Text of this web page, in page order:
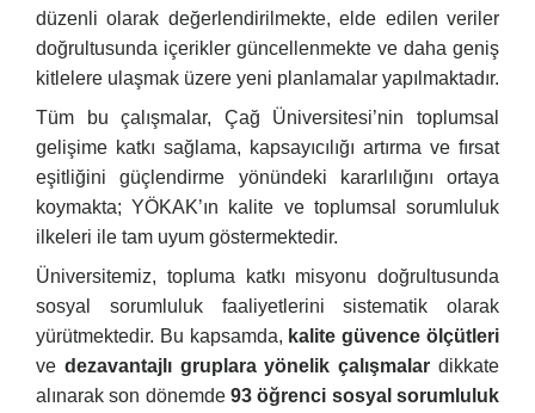
düzenli olarak değerlendirilmekte, elde edilen veriler
doğrultusunda içerikler güncellenmekte ve daha geniş
kitlelere ulaşmak üzere yeni planlamalar yapılmaktadır.
Tüm bu çalışmalar, Çağ Üniversitesi’nin toplumsal
gelişime katkı sağlama, kapsayıcılığı artırma ve fırsat
eşitliğini güçlendirme yönündeki kararlılığını ortaya
koymakta; YÖKAK’ın kalite ve toplumsal sorumluluk
ilkeleri ile tam uyum göstermektedir.
Üniversitemiz, topluma katkı misyonu doğrultusunda
sosyal sorumluluk faaliyetlerini sistematik olarak
yürütmektedir. Bu kapsamda, kalite güvence ölçütleri
ve dezavantajlı gruplara yönelik çalışmalar dikkate
alınarak son dönemde 93 öğrenci sosyal sorumluluk